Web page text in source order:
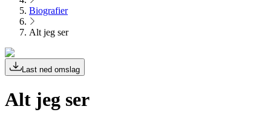
Biografier
Alt jeg ser
Last ned omslag
Alt jeg ser